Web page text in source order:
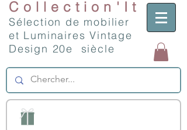
Collection'It
Sélection de mobilier
et Luminaires Vintage
Design 20e siècle